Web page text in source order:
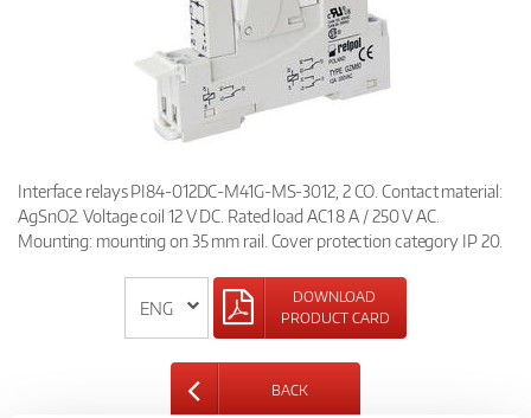
Interface relays PI84-012DC-M41G-MS-3012, 2 CO. Contact material:
AgSnO2. Voltage coil 12 V DC. Rated load AC1 8 A / 250 V AC.
Mounting: mounting on 35 mm rail. Cover protection category IP 20.
DOWNLOAD
PRODUCT CARD
BACK